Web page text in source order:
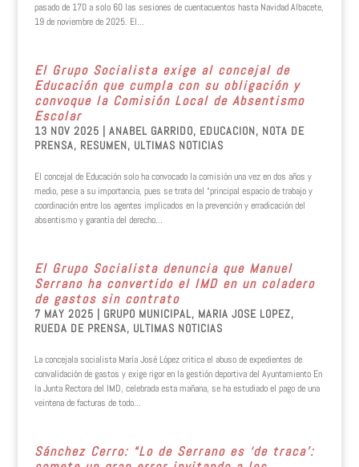
pasado de 170 a solo 60 las sesiones de cuentacuentos hasta Navidad Albacete,
19 de noviembre de 2025. El...
El Grupo Socialista exige al concejal de
Educación que cumpla con su obligación y
convoque la Comisión Local de Absentismo
Escolar
13 NOV 2025 | ANABEL GARRIDO, EDUCACION, NOTA DE
PRENSA, RESUMEN, ULTIMAS NOTICIAS
El concejal de Educación solo ha convocado la comisión una vez en dos años y
medio, pese a su importancia, pues se trata del “principal espacio de trabajo y
coordinación entre los agentes implicados en la prevención y erradicación del
absentismo y garantía del derecho...
El Grupo Socialista denuncia que Manuel
Serrano ha convertido el IMD en un coladero
de gastos sin contrato
7 MAY 2025 | GRUPO MUNICIPAL, MARIA JOSE LOPEZ,
RUEDA DE PRENSA, ULTIMAS NOTICIAS
La concejala socialista María José López critica el abuso de expedientes de
convalidación de gastos y exige rigor en la gestión deportiva del Ayuntamiento En
la Junta Rectora del IMD, celebrada esta mañana, se ha estudiado el pago de una
veintena de facturas de todo...
Sánchez Cerro: “Lo de Serrano es ‘de traca’: